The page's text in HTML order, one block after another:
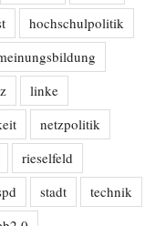
hochschulpolitik
linke
netzpolitik
rieselfeld
stadt
technik